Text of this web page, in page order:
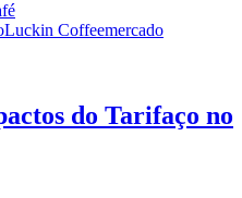
Luckin Coffeemercado
do Tarifaço no